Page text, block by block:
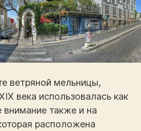
ветряной мельницы,
века использовалась как
внимание также и на
расположена